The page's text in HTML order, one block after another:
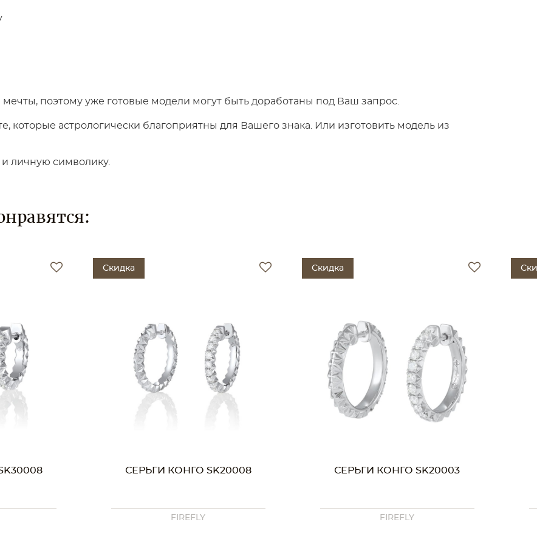
поэтому уже готовые модели могут быть доработаны под Ваш запрос.
астрологически благоприятны для Вашего знака. Или изготовить модель из
и личную символику.
Скидка
СЕРЬГИ КОНГО SK20008
FIREFLY
Скидка
СЕРЬГИ КОНГО SK20003
FIREFLY